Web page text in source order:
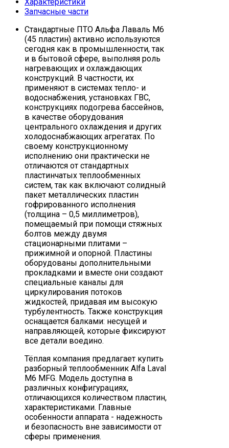
Запчасные части
Стандартные ПТО Альфа Лаваль М6
(45 пластин) активно используются
сегодня как в промышленности, так
и в бытовой сфере, выполняя роль
нагревающих и охлаждающих
конструкций. В частности, их
применяют в системах тепло- и
водоснабжения, установках ГВС,
конструкциях подогрева бассейнов,
в качестве оборудования
центрального охлаждения и других
холодоснабжающих агрегатах. По
своему конструкционному
исполнению они практически не
отличаются от стандартных
пластинчатых теплообменных
систем, так как включают солидный
пакет металлических пластин
гофрированного исполнения
(толщина – 0,5 миллиметров),
помещаемый при помощи стяжных
болтов между двумя
стационарными плитами –
прижимной и опорной. Пластины
оборудованы дополнительными
прокладками и вместе они создают
специальные каналы для
циркулирования потоков
жидкостей, придавая им высокую
турбулентность. Также конструкция
оснащается балками: несущей и
направляющей, которые фиксируют
все детали воедино.
Тёплая компания предлагает купить
разборный теплообменник Alfa Laval
M6 MFG. Модель доступна в
различных конфигурациях,
отличающихся количеством пластин,
характеристиками. Главные
особенности аппарата - надежность
и безопасность вне зависимости от
сферы применения.